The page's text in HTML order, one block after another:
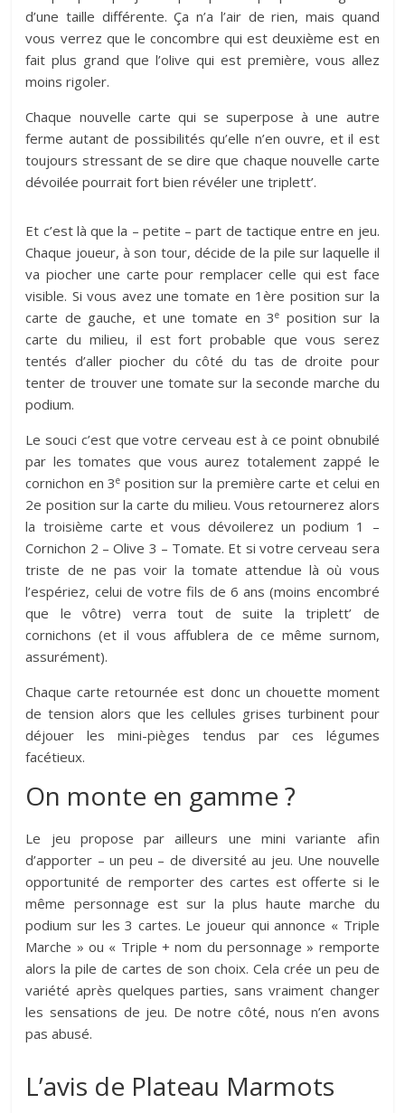
d’une taille différente. Ça n’a l’air de rien, mais quand
vous verrez que le concombre qui est deuxième est en
fait plus grand que l’olive qui est première, vous allez
moins rigoler.
Chaque nouvelle carte qui se superpose à une autre
ferme autant de possibilités qu’elle n’en ouvre, et il est
toujours stressant de se dire que chaque nouvelle carte
dévoilée pourrait fort bien révéler une triplett’.
Et c’est là que la – petite – part de tactique entre en jeu.
Chaque joueur, à son tour, décide de la pile sur laquelle il
va piocher une carte pour remplacer celle qui est face
visible. Si vous avez une tomate en 1ère position sur la
carte de gauche, et une tomate en 3e position sur la
carte du milieu, il est fort probable que vous serez
tentés d’aller piocher du côté du tas de droite pour
tenter de trouver une tomate sur la seconde marche du
podium.
Le souci c’est que votre cerveau est à ce point obnubilé
par les tomates que vous aurez totalement zappé le
cornichon en 3e position sur la première carte et celui en
2e position sur la carte du milieu. Vous retournerez alors
la troisième carte et vous dévoilerez un podium 1 –
Cornichon 2 – Olive 3 – Tomate. Et si votre cerveau sera
triste de ne pas voir la tomate attendue là où vous
l’espériez, celui de votre fils de 6 ans (moins encombré
que le vôtre) verra tout de suite la triplett’ de
cornichons (et il vous affublera de ce même surnom,
assurément).
Chaque carte retournée est donc un chouette moment
de tension alors que les cellules grises turbinent pour
déjouer les mini-pièges tendus par ces légumes
facétieux.
On monte en gamme ?
Le jeu propose par ailleurs une mini variante afin
d’apporter – un peu – de diversité au jeu. Une nouvelle
opportunité de remporter des cartes est offerte si le
même personnage est sur la plus haute marche du
podium sur les 3 cartes. Le joueur qui annonce « Triple
Marche » ou « Triple + nom du personnage » remporte
alors la pile de cartes de son choix. Cela crée un peu de
variété après quelques parties, sans vraiment changer
les sensations de jeu. De notre côté, nous n’en avons
pas abusé.
L’avis de Plateau Marmots